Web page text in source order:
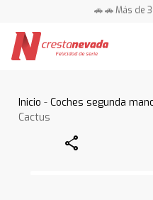
🚗 🚗 Más de
Inicio -Coches segunda
Cactus
Share